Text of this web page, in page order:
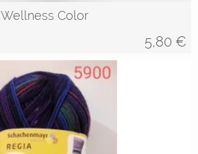
Wellness Color
5,80 €